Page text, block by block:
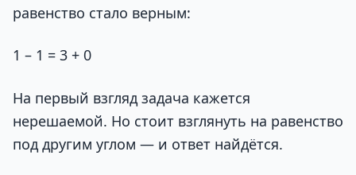
равенство стало верным:
1 – 1 = 3 + 0
На первый взгляд задача кажется
нерешаемой. Но стоит взглянуть на равенство
под другим углом — и ответ найдётся.